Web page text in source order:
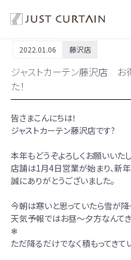
2022.01.06 藤沢店
ジャストカーテン藤沢店 お
た！
皆さまこんにちは！
ジャストカーテン藤沢店です?
本年もどうぞよろしくお願いいたし
店舗は1月4日営業が始まり、新
誠にありがとうございました。
今朝は寒いと思っていたら雪が降
天気予報ではお昼～夕方なんて
❄
ただ降るだけでなく積もってきて